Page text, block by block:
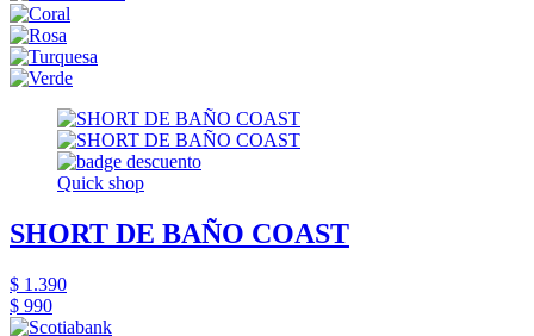
Quick shop
SHORT DE BAÑO COAST
$ 1.390
$ 990